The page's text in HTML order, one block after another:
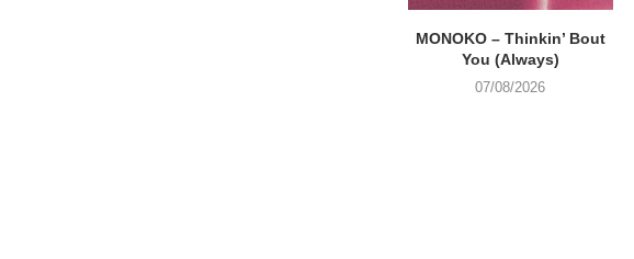
MONOKO – Thinkin’ Bout
You (Always)
07/08/2026